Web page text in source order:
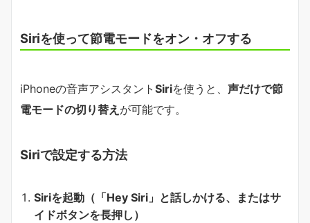
Siriを使って節電モードをオン・オフする
iPhoneの音声アシスタント Siriを使うと、 声だけで節
電モードの切り替え が可能です。
Siriで設定する方法
Siriを起動（「Hey Siri」と話しかける、またはサ
イドボタンを長押し）